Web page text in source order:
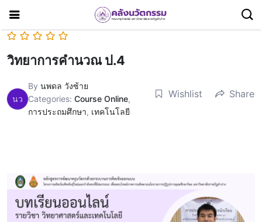
วิทยาการคำนวณ ป.4
นว
By นพดล วังซ้าย
Categories: Course Online,
การประถมศึกษา, เทคโนโลยี
Wishlist Share